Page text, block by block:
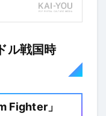
ル戦国時
Fighter」